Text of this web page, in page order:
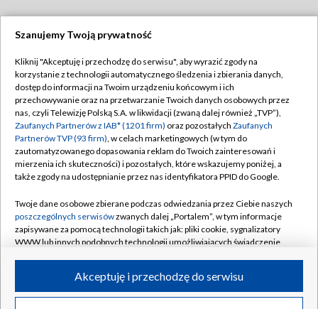
TVP
Abonament TVP
Emisja w TVP
Centrum informacji TVP
Naziemna Telewizja Cyfrowa
Rada Programowa
System NOS
Informacje o nadawcy
Program dla prasy
Regulamin TVP
Polityka prywatności
Moje zgody
Pomoc
Kontakt
Kanały
©2026 Telewizja Polska S.A. w likwidacji
Szanujemy Twoją prywatność
Kliknij "Akceptuję i przechodzę do serwisu", aby wyrazić zgody na
korzystanie z technologii automatycznego śledzenia i zbierania danych,
dostęp do informacji na Twoim urządzeniu końcowym i ich
przechowywanie oraz na przetwarzanie Twoich danych osobowych przez
nas, czyli Telewizję Polską S.A. w likwidacji (zwaną dalej również „TVP”),
Zaufanych Partnerów z IAB* (1201 firm) oraz pozostałych Zaufanych
Partnerów TVP (93 firm), w celach marketingowych (w tym do
zautomatyzowanego dopasowania reklam do Twoich zainteresowań i
mierzenia ich skuteczności) i pozostałych, które wskazujemy poniżej, a
także zgody na udostępnianie przez nas identyfikatora PPID do Google.
Twoje dane osobowe zbierane podczas odwiedzania przez Ciebie naszych
poszczególnych serwisówzwanych dalej „Portalem”, w tym informacje
zapisywane za pomocą technologii takich jak: pliki cookie, sygnalizatory
WWW lub innych podobnych technologii umożliwiających świadczenie
ruchu w Internecie.Akceptuję i przechodzę do serwisu